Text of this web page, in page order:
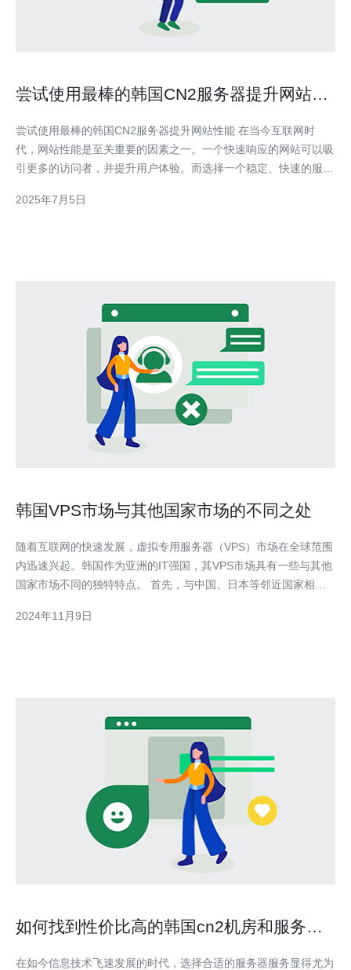
尝试使用最棒的韩国CN2服务器提升网站性
尝试使用最棒的韩国CN2服务器提升网站性能 在当今互联网时
代，网站性能是至关重要的因素之一。一个快速响应的网站可以吸
引更多的访问者，并提升用户体验。而选择一个稳定、快速的服务
CN2服务器来提升网站性能。 韩国CN2服务器是指在韩国境内的
2025年7月5日
韩国VPS市场与其他国家市场的不同之处
随着互联网的快速发展，虚拟专用服务器（VPS）市场在全球范围
内迅速兴起。韩国作为亚洲的IT强国，其VPS市场具有一些与其他
国家市场不同的独特特点。 首先，与中国、日本等邻近国家相
较少有一定关系。虽然规模较小，但韩国VPS市场在技术和服务上
2024年11月9日
如何找到性价比高的韩国cn2机房和服务器
在如今信息技术飞速发展的时代，选择合适的服务器服务显得尤为